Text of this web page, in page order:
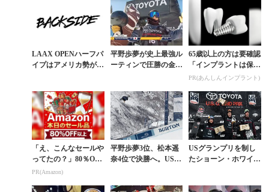
の方は確認してみて
LAAX OPENハーフパ
イプはアメリカ勢が頂
平野歩夢が史上最強ル
ーティンで圧勝の金メ
65歳以上の方は要確認
「インプラントは保険
適用か？」あなたに沿
説
PR(あんしんインプラント)
「え、こんなセールや
ってたの？」80％OFF
以上が続々登場！Am
PR(Amazon)
平野歩夢3位、松本遥
奈4位で決勝へ。US O
USグランプリを制し
たショーン・ホワイト